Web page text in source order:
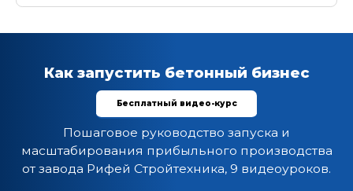
начала работы, с возможностью дальнейшего
Сочетание: Цена/Качество/Производительность
заказать
Линия Рифей-Вектор-Арболит-СП-Пд-